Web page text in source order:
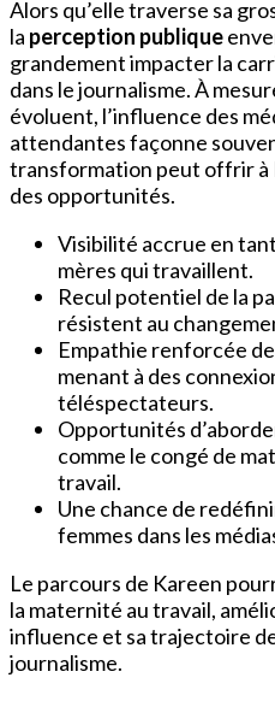
Alors qu’elle traverse sa
la perception publique
grandement impacter la
dans le journalisme. À
évoluent, l’influence des
attendantes façonne
transformation peut offrir à
des opportunités.
Visibilité accrue en
mères qui travaillent.
Recul potentiel de la
résistent au
Empathie renforcée
menant à des
téléspectateurs.
Opportunités
comme le congé de
travail.
Une chance de
femmes dans les
Le parcours de Kareen
la maternité au travail,
influence et sa trajectoire
journalisme.